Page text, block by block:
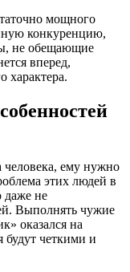
мощного
конкуренцию,
не обещающие
вперед,
характера.
ему нужно
этих людей в
даже не
Выполнять чужие
оказался на
будут четкими и